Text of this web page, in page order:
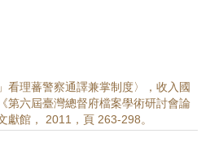
看理蕃警察通譯兼掌制度〉，收入國
第六屆臺灣總督府檔案學術研討會論
獻館， 2011，頁 263-298。